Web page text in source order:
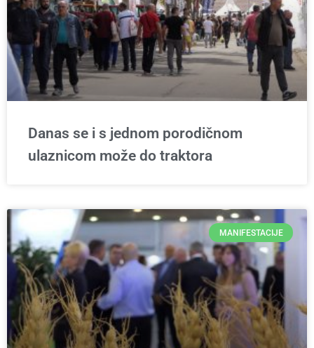
Danas se i s jednom porodičnom
ulaznicom može do traktora
MANIFESTACIJE